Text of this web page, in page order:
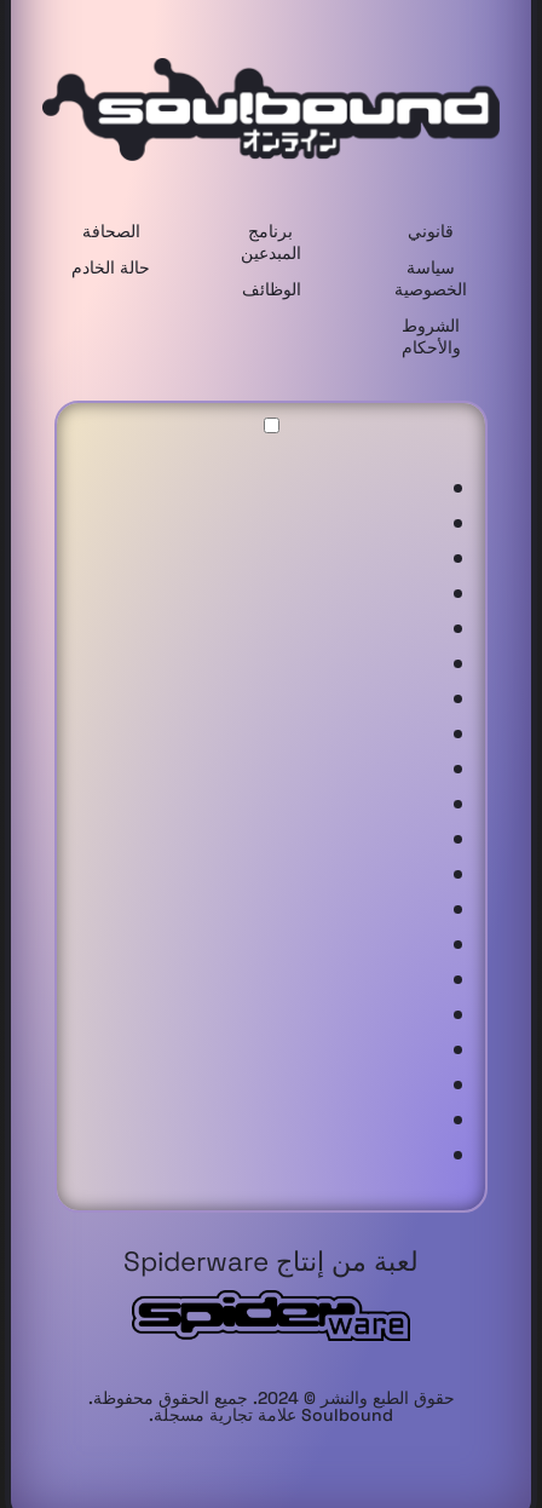
قانوني
سياسة
الخصوصية
الشروط
والأحكام
برنامج
المبدعين
الوظائف
الصحافة
حالة الخادم
لعبة من إنتاج Spiderware
حقوق الطبع والنشر © 2024. جميع الحقوق محفوظة.
Soulbound علامة تجارية مسجلة.